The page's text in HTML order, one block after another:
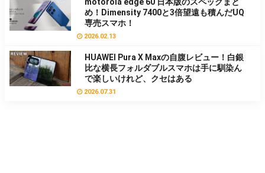
motorola edge 60 日本版のスペックまと
め！Dimensity 7400と3倍望遠も積んだUQ
専売スマホ！
2026.02.13
HUAWEI Pura X Maxの自腹レビュー！白銀
比な横長フォルダブルスマホは手に馴染ん
で楽しいけれど、クセはある
2026.07.31